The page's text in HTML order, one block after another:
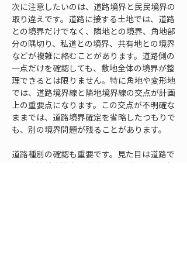
次に注意したいのは、道路境界と民民境界の
取り違えです。道路に接する土地では、道路
との境界だけでなく、隣地との境界、角地部
分の隅切り、私道との境界、共有地との境界
などが複雑に絡むことがあります。道路側の
一点だけを確認しても、敷地全体の境界が整
理できるとは限りません。特に角地や変形地
では、道路境界線と隣地境界線の交点が計画
上の重要点になります。この交点が不明確な
ままでは、道路境界確定を省略したつもりで
も、別の境界問題が残ることがあります。
道路種別の確認も重要です。見た目は道路で
も、建築基準法上の道路としてどのように扱